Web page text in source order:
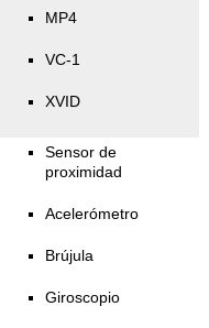
MP4
VC-1
XVID
Sensor de
proximidad
Acelerómetro
Brújula
Giroscopio